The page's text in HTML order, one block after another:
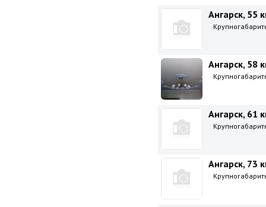
Ангарск, 55
Ангарск, 58
Ангарск, 61
Ангарск, 73